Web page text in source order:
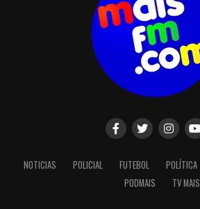
NOTICIAS POLICIAL FUTEBOL POLÍTICA
PODMAIS
TV MAIS